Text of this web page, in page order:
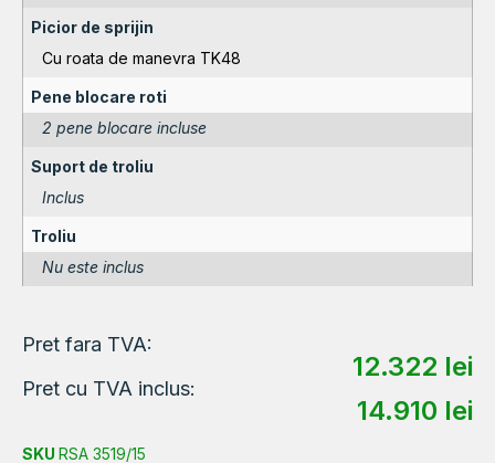
Picior de sprijin
Cu roata de manevra TK48
Pene blocare roti
2 pene blocare incluse
Suport de troliu
Inclus
Troliu
Nu este inclus
Pret fara TVA:
12.322 lei
Pret cu TVA inclus:
14.910 lei
SKU RSA 3519/15